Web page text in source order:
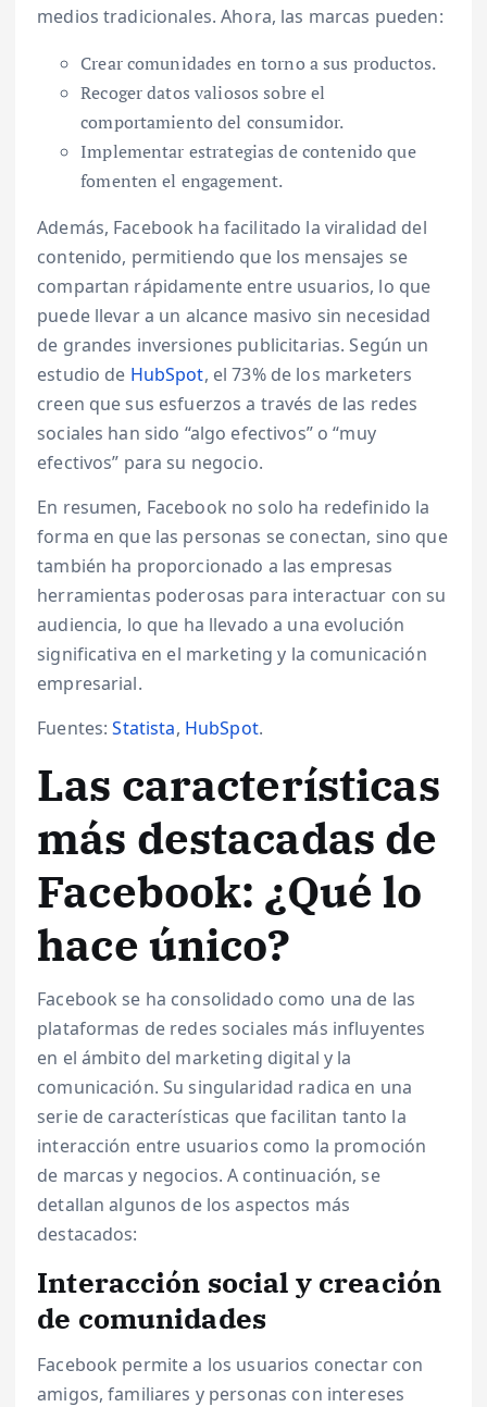
medios tradicionales. Ahora, las marcas pueden:
Crear comunidades en torno a sus productos.
Recoger datos valiosos sobre el
comportamiento del consumidor.
Implementar estrategias de contenido que
fomenten el engagement.
Además, Facebook ha facilitado la viralidad del
contenido, permitiendo que los mensajes se
compartan rápidamente entre usuarios, lo que
puede llevar a un alcance masivo sin necesidad
de grandes inversiones publicitarias. Según un
estudio de HubSpot, el 73% de los marketers
creen que sus esfuerzos a través de las redes
sociales han sido “algo efectivos” o “muy
efectivos” para su negocio.
En resumen, Facebook no solo ha redefinido la
forma en que las personas se conectan, sino que
también ha proporcionado a las empresas
herramientas poderosas para interactuar con su
audiencia, lo que ha llevado a una evolución
significativa en el marketing y la comunicación
empresarial.
Fuentes:Statista, HubSpot.
Las características
más destacadas de
Facebook: ¿Qué lo
hace único?
Facebook se ha consolidado como una de las
plataformas de redes sociales más influyentes
en el ámbito del marketing digital y la
comunicación. Su singularidad radica en una
serie de características que facilitan tanto la
interacción entre usuarios como la promoción
de marcas y negocios. A continuación, se
detallan algunos de los aspectos más
destacados:
Interacción social y creación
de comunidades
Facebook permite a los usuarios conectar con
amigos, familiares y personas con intereses